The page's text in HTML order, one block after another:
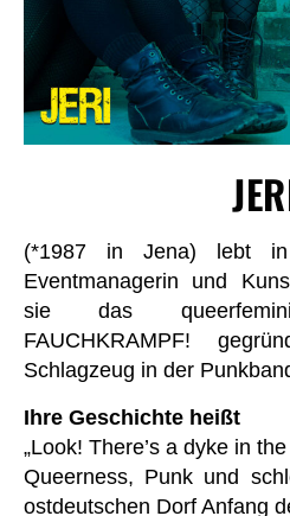
(*1987 in Jena) lebt in Berlin, arbeitet als
Eventmanagerin und
sie das
FAUCHKRAMPF!
Schlagzeug in der
Ihre Geschichte heißt
„Look! There’s a dyke in the
Queerness, Punk und
ostdeutschen Dorf Anfang